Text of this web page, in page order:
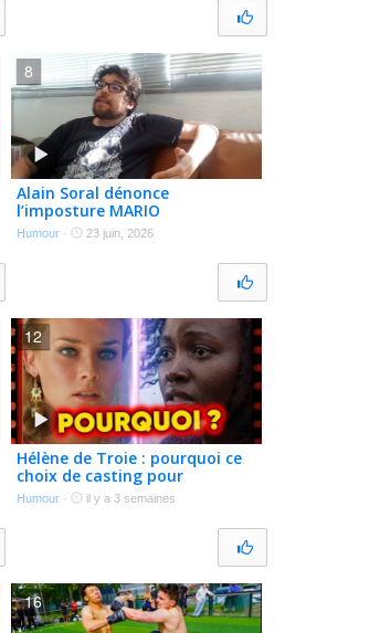
Alain Soral dénonce
l’imposture MARIO
Humour · 23 juin, 2026
8
Hélène de Troie : pourquoi ce
choix de casting pour
l’Odyssée de Christopher
Humour · il y a 3 semaines
12
16